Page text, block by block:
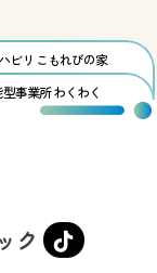
ビリ こもれびの家
事業所わくわく
ク